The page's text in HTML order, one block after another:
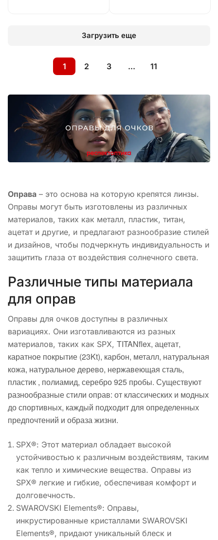
Загрузить еще
1 2 3 ... 11
Оправа – это основа на которую крепятся линзы.
Оправы могут быть изготовлены из различных
материалов, таких как металл, пластик, титан,
ацетат и другие, и предлагают разнообразие стилей
и дизайнов, чтобы подчеркнуть индивидуальность и
защитить глаза от воздействия солнечного света.
Различные типы материала
для оправ
Оправы для очков доступны в различных
вариациях. Они изготавливаются из разных
материалов, таких как SPX, TITANflex, ацетат,
каратное покрытие (23Kt), карбон, металл, натуральная
кожа, натуральное дерево, нержавеющая сталь,
пластик , полиамид, серебро 925 пробы. Существуют
разнообразные стили оправ: от классических и модных
до спортивных, каждый подходит для определенных
предпочтений и образа жизни.
SPX®: Этот материал обладает высокой
устойчивостью к различным воздействиям, таким
как тепло и химические вещества. Оправы из
SPX® легкие и гибкие, обеспечивая комфорт и
долговечность.
SWAROVSKI Elements®: Оправы,
инкрустированные кристаллами SWAROVSKI
Elements®, придают уникальный блеск и